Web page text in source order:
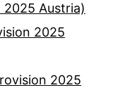
Austria)
2025
2025